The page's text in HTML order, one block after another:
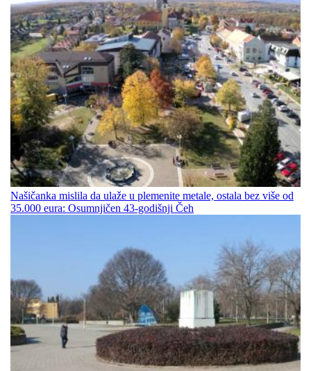
Našičanka mislila da ulaže u plemenite metale, ostala bez više od
35.000 eura: Osumnjičen 43-godišnji Čeh